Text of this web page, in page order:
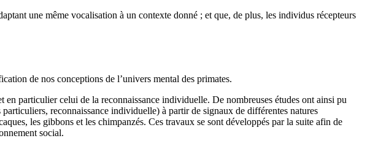
une même vocalisation à un contexte donné ; et que, de plus, les individus récepteurs
de nos conceptions de l’univers mental des primates.
particulier celui de la reconnaissance individuelle. De nombreuses études ont ainsi pu
reconnaissance individuelle) à partir de signaux de différentes natures
les gibbons et les chimpanzés. Ces travaux se sont développés par la suite afin de
social.